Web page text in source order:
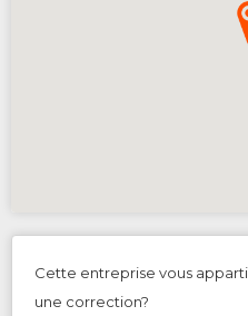
Cette entreprise vous
une correction?